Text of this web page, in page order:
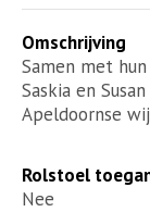
Omschrijving
Samen met
Saskia en
Apeldoornse
Rolstoel
Nee